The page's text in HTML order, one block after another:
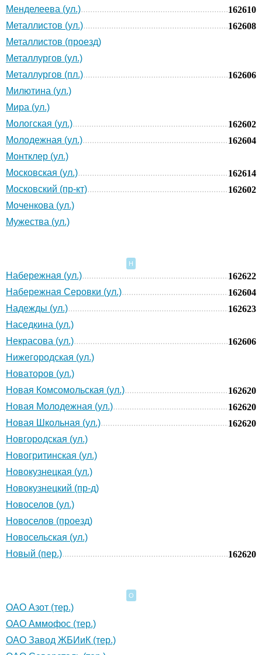
Менделеева (ул.)
162610
Металлистов (ул.)
162608
Металлистов (проезд)
Металлургов (ул.)
Металлургов (пл.)
162606
Милютина (ул.)
Мира (ул.)
Мологская (ул.)
162602
Молодежная (ул.)
162604
Монтклер (ул.)
Московская (ул.)
162614
Московский (пр-кт)
162602
Моченкова (ул.)
Мужества (ул.)
Н
Набережная (ул.)
162622
Набережная Серовки (ул.)
162604
Надежды (ул.)
162623
Наседкина (ул.)
Некрасова (ул.)
162606
Нижегородская (ул.)
Новаторов (ул.)
Новая Комсомольская (ул.)
162620
Новая Молодежная (ул.)
162620
Новая Школьная (ул.)
162620
Новгородская (ул.)
Новогритинская (ул.)
Новокузнецкая (ул.)
Новокузнецкий (пр-д)
Новоселов (ул.)
Новоселов (проезд)
Новосельская (ул.)
Новый (пер.)
162620
О
ОАО Азот (тер.)
ОАО Аммофос (тер.)
ОАО Завод ЖБИиК (тер.)